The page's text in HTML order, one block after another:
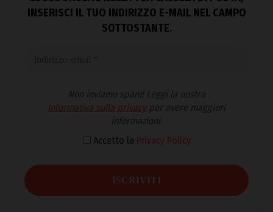
INSERISCI IL TUO INDIRIZZO E-MAIL NEL CAMPO
SOTTOSTANTE.
Non inviamo spam! Leggi la nostra
Informativa sulla privacyper avere maggiori
informazioni.
Accetto la Privacy Policy